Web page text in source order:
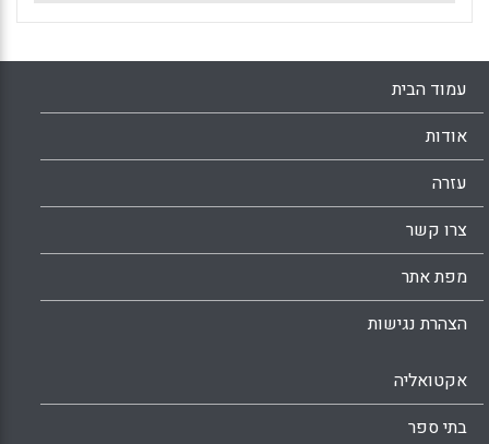
עמוד הבית
אודות
עזרה
צרו קשר
מפת אתר
הצהרת נגישות
אקטואליה
בתי ספר